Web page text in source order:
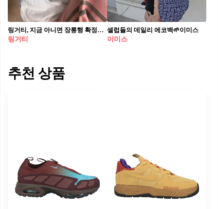
링거티, 지금 아니면 장롱행 확정🤷🏻‍♀️ 심플한데 심쿵… 스타일 구세주💥❤️링거티 놓치지 마세요
링거티
셀럽들의 데일리 에코백🌱이미스
이미스
추천 상품